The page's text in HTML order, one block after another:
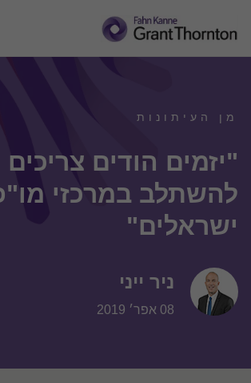
מן העיתונות
"יזמים הודים צריכים
להשתלב במרכזי
ישראלים"
ניר ייני
08 אפר׳ 2019